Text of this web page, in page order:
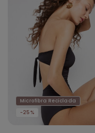
Microfibra Reciclada
-25%